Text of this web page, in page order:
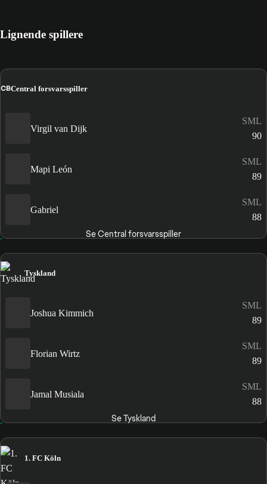
Lignende spillere
CBCentral forsvarsspiller
Virgil van Dijk
SML
90
Mapi León
SML
89
Gabriel
SML
88
Se Central forsvarsspiller
Tyskland
Joshua Kimmich
SML
89
Florian Wirtz
SML
89
Jamal Musiala
SML
88
Se Tyskland
1. FC Köln